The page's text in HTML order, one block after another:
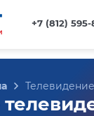
+7 (812) 595-
Телевидение